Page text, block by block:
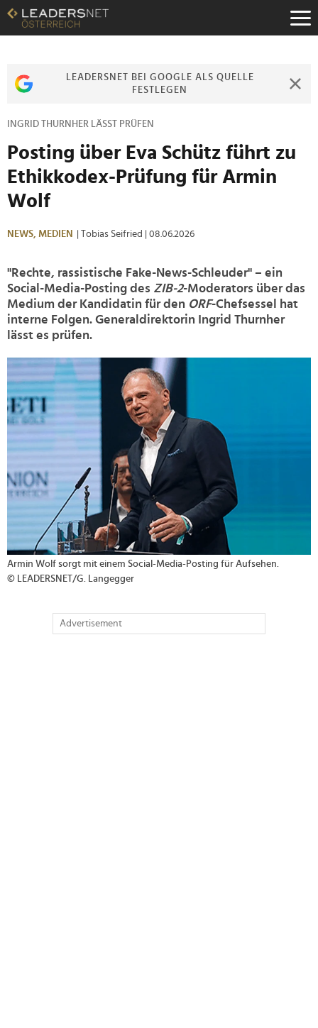
Zum
Inhalt
Zur
Zur
LEADERSNET BEI GOOGLE ALS QUELLE
FESTLEGEN
INGRID THURNHER LÄSST PRÜFEN
Posting über Eva Schütz führt zu
Ethikkodex-Prüfung für Armin
Wolf
NEWS, MEDIEN | Tobias Seifried | 08.06.2026
"Rechte, rassistische Fake-News-Schleuder" – ein
Social-Media-Posting des ZIB-2-Moderators über das
Medium der Kandidatin für den ORF-Chefsessel hat
interne Folgen. Generaldirektorin Ingrid Thurnher
lässt es prüfen.
Armin Wolf sorgt mit einem Social-Media-Posting für Aufsehen.
© LEADERSNET/G. Langegger
Advertisement